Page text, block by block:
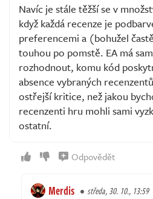
Navíc je stále těžší se v
když každá recenze je
preferencemi a (bohužel
touhou po pomstě. EA má
rozhodnout, komu kód
absence vybraných
ostřejší kritice, než jakou
recenzenti hru mohli sami
ostatní.
Odpovědět
Merdis středa, 30. 10., 13:59